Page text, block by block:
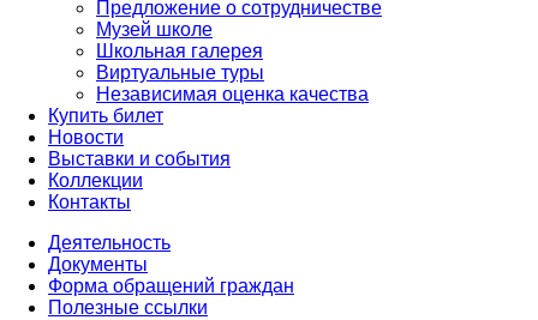
Предложение о сотрудничестве
Музей школе
Школьная галерея
Виртуальные туры
Независимая оценка качества
Купить билет
Новости
Выставки и события
Коллекции
Контакты
Деятельность
Документы
Форма обращений граждан
Полезные ссылки